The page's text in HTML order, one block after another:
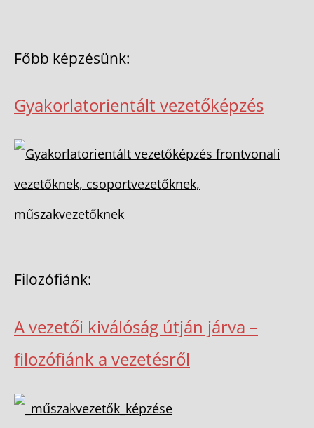
Főbb képzésünk:
Gyakorlatorientált vezetőképzés
Filozófiánk:
A vezetői kiválóság útján járva –
filozófiánk a vezetésről